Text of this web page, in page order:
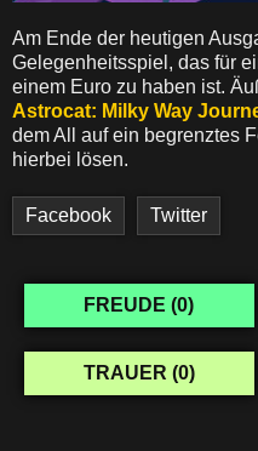
Am Ende der heutigen
Gelegenheitsspiel, das für
einem Euro zu haben ist.
Astrocat: Milky Way
dem All auf ein begrenztes
hierbei lösen.
Facebook Twitter
FREUDE (0)
TRAUER (0)